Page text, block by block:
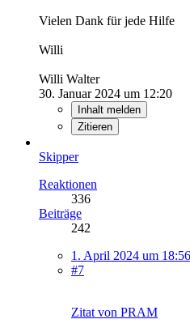
Vielen Dank für jede Hilfe
Willi
Willi Walter
30. Januar 2024 um 12:20
Inhalt melden
Zitieren
Skipper
Reaktionen
336
Beiträge
242
1. April 2024 um 18:56
#7
Zitat von PRAM